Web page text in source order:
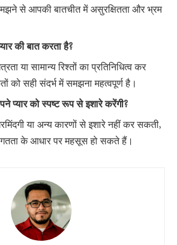
से आपकी बातचीत में असुरक्षितता और भ्रम
की बात करता है?
या सामान्य रिश्तों का प्रतिनिधित्व कर
को सही संदर्भ में समझना महत्वपूर्ण है।
प्यार को स्पष्ट रूप से इशारे करेंगी?
या अन्य कारणों से इशारे नहीं कर सकती,
के आधार पर महसूस हो सकते हैं।